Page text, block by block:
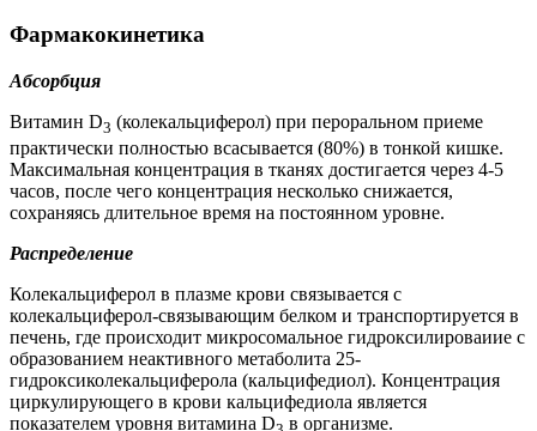
Фармакокинетика
Абсорбция
Витамин D3 (колекальциферол) при пероральном приеме
практически полностью всасывается (80%) в тонкой кишке.
Максимальная концентрация в тканях достигается через 4-5
часов, после чего концентрация несколько снижается,
сохраняясь длительное время на постоянном уровне.
Распределение
Колекальциферол в плазме крови связывается с
колекальциферол-связывающим белком и транспортируется в
печень, где происходит микросомальное гидроксилироваиие с
образованием неактивного метаболита 25-
гидроксиколекальциферола (кальцифедиол). Концентрация
циркулирующего в крови кальцифедиола является
показателем уровня витамина D
в организме.